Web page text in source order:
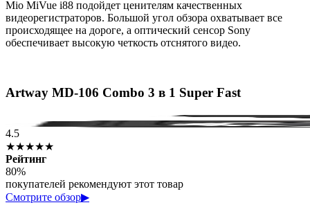
Mio MiVue i88 подойдет ценителям качественных
видеорегистраторов. Большой угол обзора охватывает все
происходящее на дороге, а оптический сенсор Sony
обеспечивает высокую четкость отснятого видео.
Artway MD-106 Combo 3 в 1 Super Fast
4.5
★★★★★
Рейтинг
80%
покупателей рекомендуют этот товар
Смотрите обзор▶